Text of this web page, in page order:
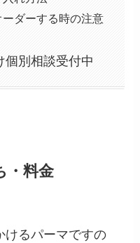
ダーする時の注意
別相談受付中
・料金
けるパーマですの